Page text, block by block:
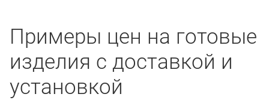
Примеры цен на готовые
изделия с доставкой и
установкой